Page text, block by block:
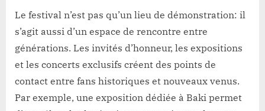
Le festival n’est pas qu’un lieu de démonstration: il
s’agit aussi d’un espace de rencontre entre
générations. Les invités d’honneur, les expositions
et les concerts exclusifs créent des points de
contact entre fans historiques et nouveaux venus.
Par exemple, une exposition dédiée à Baki permet